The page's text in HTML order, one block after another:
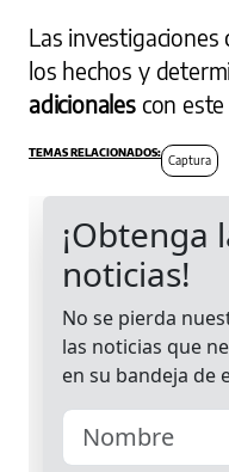
Las
los hechos y
adicionalescon este
Captura